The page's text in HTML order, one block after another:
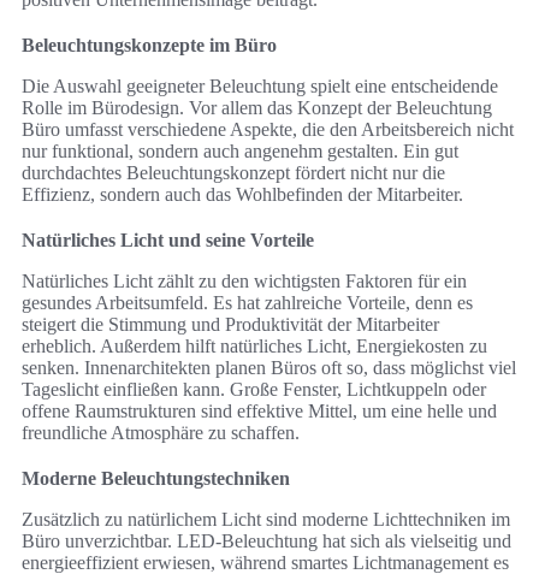
Beleuchtungskonzepte im Büro
Die Auswahl geeigneter Beleuchtung spielt eine entscheidende
Rolle im Bürodesign. Vor allem das Konzept der Beleuchtung
Büro umfasst verschiedene Aspekte, die den Arbeitsbereich nicht
nur funktional, sondern auch angenehm gestalten. Ein gut
durchdachtes Beleuchtungskonzept fördert nicht nur die
Effizienz, sondern auch das Wohlbefinden der Mitarbeiter.
Natürliches Licht und seine Vorteile
Natürliches Licht zählt zu den wichtigsten Faktoren für ein
gesundes Arbeitsumfeld. Es hat zahlreiche Vorteile, denn es
steigert die Stimmung und Produktivität der Mitarbeiter
erheblich. Außerdem hilft natürliches Licht, Energiekosten zu
senken. Innenarchitekten planen Büros oft so, dass möglichst viel
Tageslicht einfließen kann. Große Fenster, Lichtkuppeln oder
offene Raumstrukturen sind effektive Mittel, um eine helle und
freundliche Atmosphäre zu schaffen.
Moderne Beleuchtungstechniken
Zusätzlich zu natürlichem Licht sind moderne Lichttechniken im
Büro unverzichtbar. LED-Beleuchtung hat sich als vielseitig und
energieeffizient erwiesen, während smartes Lichtmanagement es